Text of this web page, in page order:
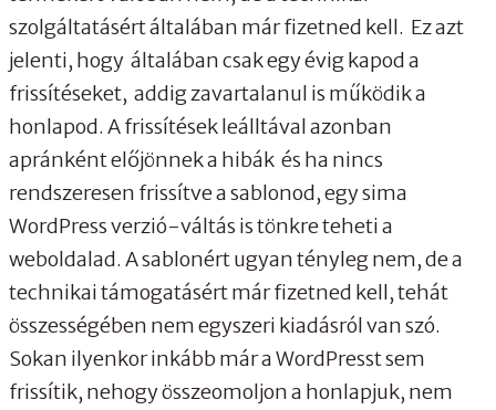
szolgáltatásért általában már fizetned kell. Ez azt
jelenti, hogy általában csak egy évig kapod a
frissítéseket, addig zavartalanul is működik a
honlapod. A frissítések leálltával azonban
apránként előjönnek a hibák és ha nincs
rendszeresen frissítve a sablonod, egy sima
WordPress verzió-váltás is tönkre teheti a
weboldalad. A sablonért ugyan tényleg nem, de a
technikai támogatásért már fizetned kell, tehát
összességében nem egyszeri kiadásról van szó.
Sokan ilyenkor inkább már a WordPresst sem
frissítik, nehogy összeomoljon a honlapjuk, nem